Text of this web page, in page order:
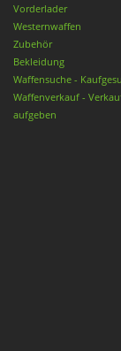
Vorderlader
Westernwaffen
Zubehör
Bekleidung
Waffensuche -
Waffenverkauf -
aufgeben